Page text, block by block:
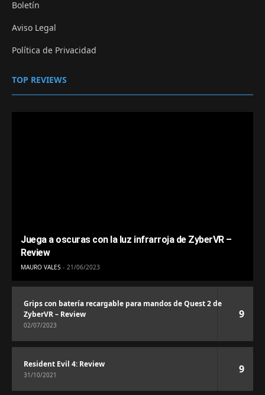
Boletín
Aviso Legal
Política de Privacidad
TOP REVIEWS
Juega a oscuras con la luz infrarroja de ZyberVR –
Review
MAURO VALES 21/06/2023
Grips con batería recargable para mandos de Quest 2 de
ZyberVR – Review
02/07/2023
9
Resident Evil 4: Review
31/10/2021 9